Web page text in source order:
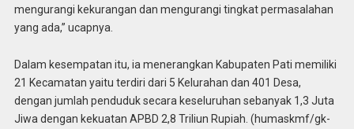
mengurangi kekurangan dan mengurangi tingkat permasalahan
yang ada,” ucapnya.
Dalam kesempatan itu, ia menerangkan Kabupaten Pati memiliki
21 Kecamatan yaitu terdiri dari 5 Kelurahan dan 401 Desa,
dengan jumlah penduduk secara keseluruhan sebanyak 1,3 Juta
Jiwa dengan kekuatan APBD 2,8 Triliun Rupiah. (humaskmf/gk-